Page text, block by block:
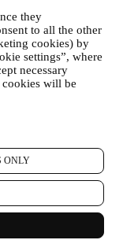
they
to all the other
cookies) by
settings”, where
necessary
will be
ONLY
votre avis sur le
êtes libre de le
de nos magasins
les clients qui en
une assistance et
donnée de carte de
sur les conditions et
international de
legal/privacy-
en matière de
et
votre magasin ou